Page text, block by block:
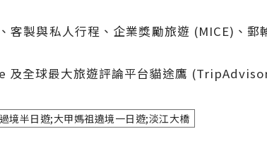
客製與私人行程、企業獎勵旅遊 (MICE)、
及全球最大旅遊評論平台貓途鷹
半日遊;大甲媽祖遶境一日遊;淡江大橋